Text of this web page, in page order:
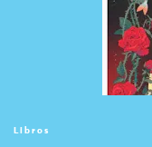
Libros